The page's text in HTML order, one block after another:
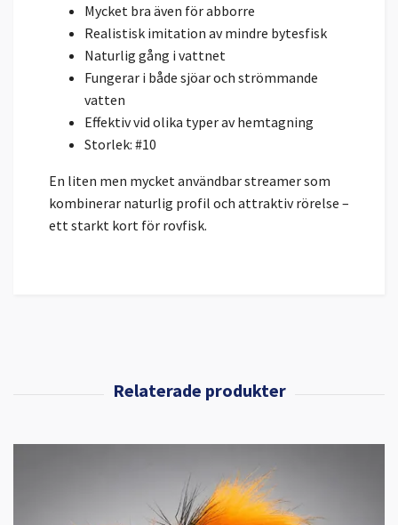
Mycket bra även för abborre
Realistisk imitation av mindre bytesfisk
Naturlig gång i vattnet
Fungerar i både sjöar och strömmande
vatten
Effektiv vid olika typer av hemtagning
Storlek: #10
En liten men mycket användbar streamer som
kombinerar naturlig profil och attraktiv rörelse –
ett starkt kort för rovfisk.